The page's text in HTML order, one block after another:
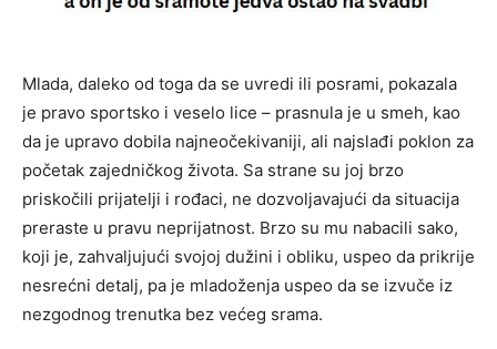
Mlada, daleko od toga da se uvredi ili posrami, pokazala
je pravo sportsko i veselo lice – prasnula je u smeh, kao
da je upravo dobila najneočekivaniji, ali najslađi poklon za
početak zajedničkog života. Sa strane su joj brzo
priskočili prijatelji i rođaci, ne dozvoljavajući da situacija
preraste u pravu neprijatnost. Brzo su mu nabacili sako,
koji je, zahvaljujući svojoj dužini i obliku, uspeo da prikrije
nesrećni detalj, pa je mladoženja uspeo da se izvuče iz
nezgodnog trenutka bez većeg srama.